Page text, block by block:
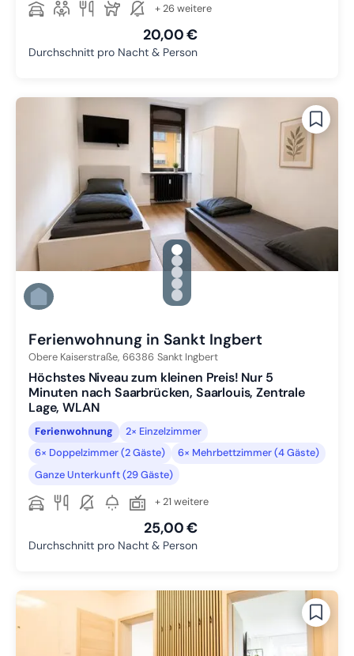
+ 26 weitere
20,00 €
Durchschnitt pro Nacht & Person
gallery.slide_selector
Zu Slide 1 wechseln
Zu Slide 2 wechseln
Zu Slide 3 wechseln
Zu Slide 4 wechseln
Zu Slide 5 wechseln
Ferienwohnung in Sankt Ingbert
Obere Kaiserstraße, 66386 Sankt Ingbert
Höchstes Niveau zum kleinen Preis! Nur 5
Minuten nach Saarbrücken, Saarlouis, Zentrale
Lage, WLAN
Ferienwohnung
2× Einzelzimmer
6× Doppelzimmer (2 Gäste)
6× Mehrbettzimmer (4 Gäste)
Ganze Unterkunft (29 Gäste)
+ 21 weitere
25,00 €
Durchschnitt pro Nacht & Person